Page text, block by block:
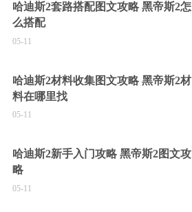
哈迪斯2套路搭配图文攻略 黑帝斯2怎
么搭配
05-11
哈迪斯2材料收集图文攻略 黑帝斯2材
料在哪里找
05-11
哈迪斯2新手入门攻略 黑帝斯2图文攻
略
05-11